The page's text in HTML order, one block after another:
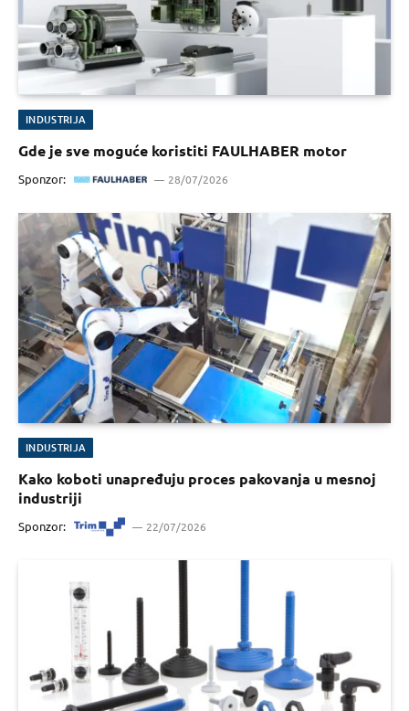
INDUSTRIJA
Gde je sve moguće koristiti FAULHABER motor
Sponzor: 28/07/2026
INDUSTRIJA
Kako koboti unapređuju proces pakovanja u mesnoj
industriji
Sponzor: 22/07/2026